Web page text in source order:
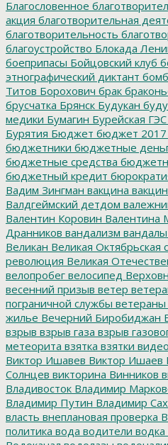
Благословенное
акция благотворительная
благотворительность
благоустройство Блокада
боеприпасы Бойцовский клуб
этнографический диктант
Титов Борохович брак
брусчатка Брянск Будукан
медики Бумагин Бурейская ГЭС
Бурятия Бюджет бюджет 2017
бюджетники бюджетные
бюджетные средства
бюджетный кредит
Вадим Зингман вакцина
Валдгеймский детдом
Валентин Коровин Валентина
Дранников вандализм вандалы
Великан Великая Октябрьская
революция Великая
велопробег велосипед
весенний призыв ветер
пограничной службы
жилье Вечерний Биробиджан
взрыв взрыв газа взрыв
метеорита взятка взятки
Виктор Ишавев Виктор Ишаев
Солнцев викторина Винников
Владивосток Владимир
Владимир Путин Владимир
власть внеплановая проверка
политика вода водители водка